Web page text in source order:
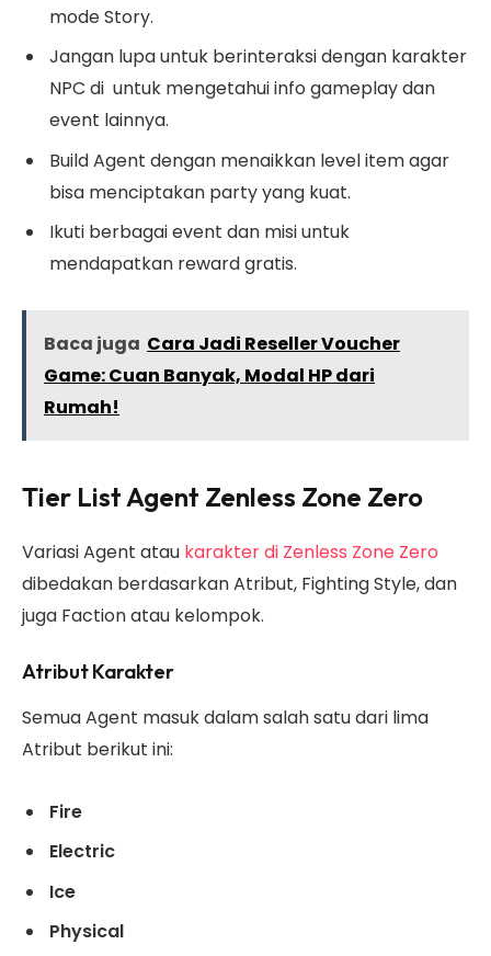
mode Story.
Jangan lupa untuk berinteraksi dengan karakter
NPC di untuk mengetahui info gameplay dan
event lainnya.
Build Agent dengan menaikkan level item agar
bisa menciptakan party yang kuat.
Ikuti berbagai event dan misi untuk
mendapatkan reward gratis.
Baca juga Cara Jadi Reseller Voucher
Game: Cuan Banyak, Modal HP dari
Rumah!
Tier List Agent Zenless Zone Zero
Variasi Agent atau karakter di Zenless Zone Zero
dibedakan berdasarkan Atribut, Fighting Style, dan
juga Faction atau kelompok.
Atribut Karakter
Semua Agent masuk dalam salah satu dari lima
Atribut berikut ini:
Fire
Electric
Ice
Physical